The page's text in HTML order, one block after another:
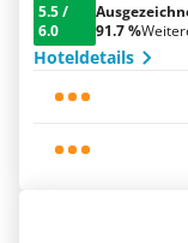
5.5/
6.0
91.7 %
Hoteldetails